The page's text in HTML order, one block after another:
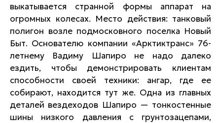
выкатывается странной формы аппарат на
огромных колесах. Место действия: танковый
полигон возле подмосковного поселка Новый
Быт. Основателю компании «Арктиктранс» 76-
летнему Вадиму Шапиро не надо далеко
ездить, чтобы демонстрировать клиентам
способности своей техники: ангар, где ее
собирают, находится тут же. Одна из главных
деталей вездеходов Шапиро — тонкостенные
шины низкого давления с грунтозацепами,